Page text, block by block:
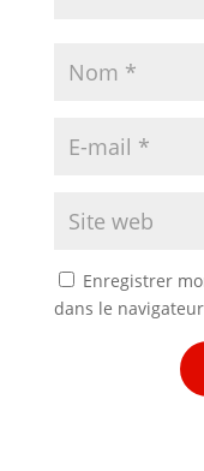
Enregistrer
dans le